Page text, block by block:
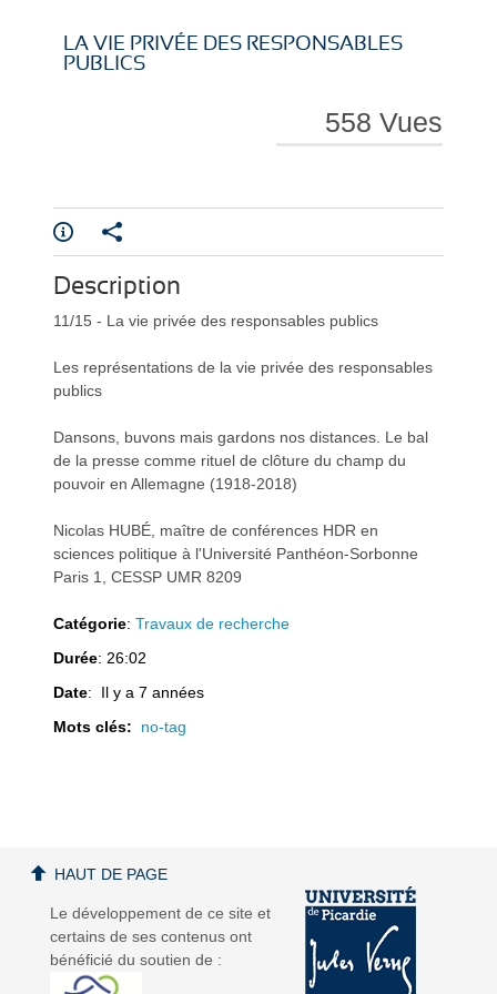
i
e
l
a
i
e
l
a
LA VIE PRIVÉE DES RESPONSABLES
PUBLICS
558 Vues
Description
11/15 - La vie privée des responsables publics
Les représentations de la vie privée des responsables
publics
Dansons, buvons mais gardons nos distances. Le bal
de la presse comme rituel de clôture du champ du
pouvoir en Allemagne (1918-2018)
Nicolas HUBÉ, maître de conférences HDR en
sciences politique à l'Université Panthéon-Sorbonne
Paris 1, CESSP UMR 8209
Catégorie:Travaux de recherche
Durée: 26:02
Date: Il y a 7 années
Mots clés: no-tag
Le développement de ce site et
certains de ses contenus ont
bénéficié du soutien de :
HAUT DE PAGE